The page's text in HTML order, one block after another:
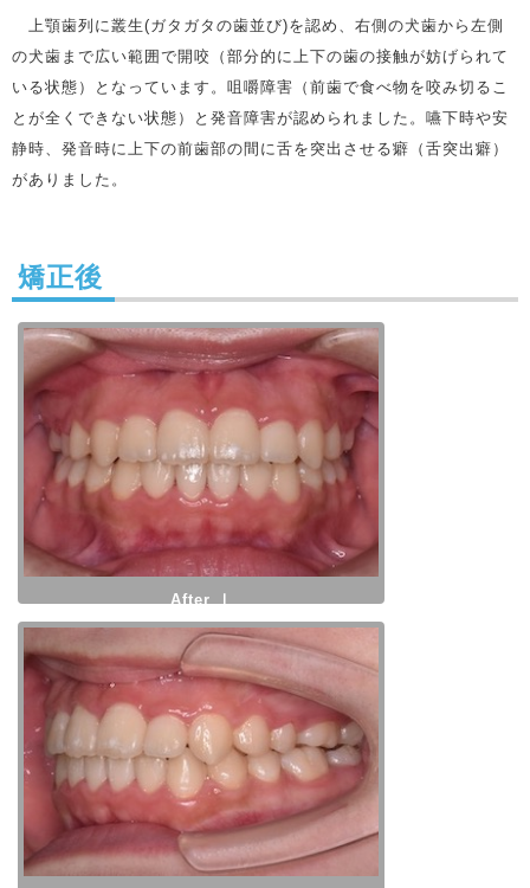
上顎歯列に叢生(ガタガタの歯並び)を認め、右側の犬歯から左側
の犬歯まで広い範囲で開咬（部分的に上下の歯の接触が妨げられて
いる状態）となっています。咀嚼障害（前歯で食べ物を咬み切るこ
とが全くできない状態）と発音障害が認められました。嚥下時や安
静時、発音時に上下の前歯部の間に舌を突出させる癖（舌突出癖）
がありました。
矯正後
After Ⅰ